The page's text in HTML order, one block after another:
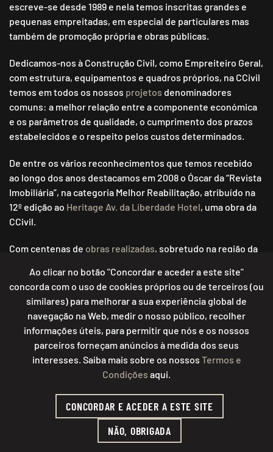
escreve-se desde 1989 e nela temos inscritas grandes e
pequenas empreitadas, em especial de particulares mas
também de promoção própria e obras públicas.
Dedicamos-nos à Construção Civil, como Empreiteiro Geral,
com estrutura, equipamentos e quadros próprios, na CCivil
temos em todos os nossos projetos denominadores
comuns: a melhor relação entre a componente económica
e os parâmetros de qualidade, o cumprimento dos prazos
estabelecidos e o respeito pelos custos determinados.
De entre os vários reconhecimentos que temos recebido
ao longo dos anos destacamos em 2008 o Óscar da “Revista
Imobiliária”, na categoria Melhor Reabilitação, atribuído na
12º edição ao Heritage Av. da Liberdade Hotel, uma obra da
CCivil.
Com centenas de obras realizadas, sobretudo na região da
sem dúvida o nosso melhor cartão de visita, motivo de
orgulho para nós e de confiança para todos os que agora
nos querem conhecer.
E para que nos possa conhecer melhor veja aqui o Grau de
Satisfação atribuído pelos nossosclientes.
Ao clicar no botão "Concordar e aceder a este site"
concorda com o uso de cookies próprios ou de terceiros (ou
similares) para melhorar a sua experiência global de
navegação na Web, medir o nosso público, recolher
informações úteis, para permitir que nós e os nossos
parceiros forneçam anúncios à medida dos seus
interesses. Saiba mais sobre os nossos Termos e
Condições aqui.
CONCORDAR E ACEDER A ESTE SITE
NÃO, OBRIGADA